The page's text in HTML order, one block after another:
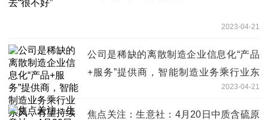
2023-04-21
公司是稀缺的离散制造企业信息化“产品
+服务”提供商，智能制造业务乘行业东
风，有望持续高增，泛ERP业务有望稳
步增长——4月21日研报挖矿
2023-04-21
焦点关注：生意社：4月20日中质含硫原